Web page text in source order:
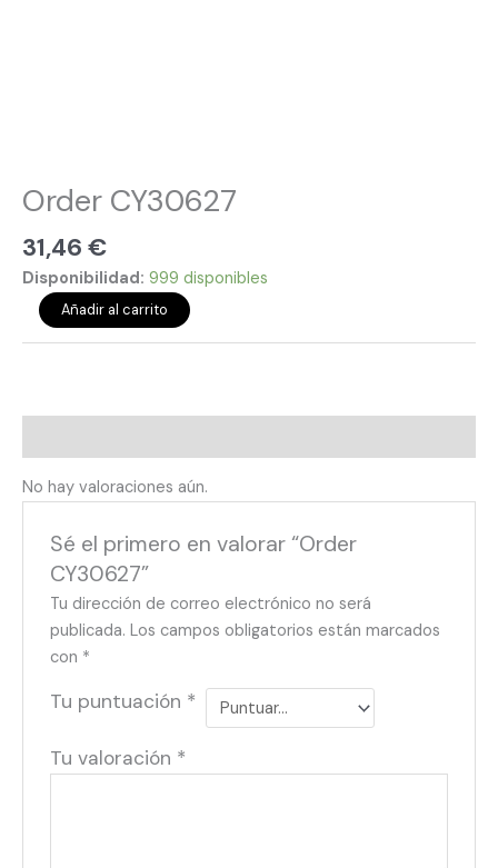
Order CY30627
31,46 €
Disponibilidad: 999 disponibles
Añadir al carrito
No hay valoraciones aún.
Sé el primero en valorar “Order
CY30627”
Tu dirección de correo electrónico no será
publicada. Los campos obligatorios están marcados
con *
Tu puntuación *
Tu valoración *